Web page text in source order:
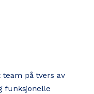
på tvers av
funksjonelle